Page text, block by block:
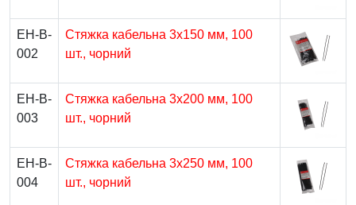
EH-B-
002
Стяжка кабельна 3х150 мм, 100
шт., чорний
EH-B-
003
Стяжка кабельна 3х200 мм, 100
шт., чорний
EH-B-
004
Стяжка кабельна 3х250 мм, 100
шт., чорний